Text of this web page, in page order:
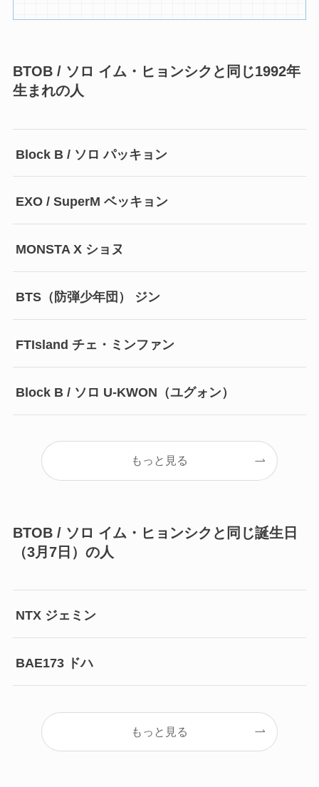
BTOB / ソロ イム・ヒョンシクと同じ1992年
生まれの人
Block B / ソロ パッキョン
EXO / SuperM ベッキョン
MONSTA X ショヌ
BTS（防弾少年団） ジン
FTIsland チェ・ミンファン
Block B / ソロ U-KWON（ユグォン）
もっと見る
BTOB / ソロ イム・ヒョンシクと同じ誕生日
（3月7日）の人
NTX ジェミン
BAE173 ドハ
もっと見る